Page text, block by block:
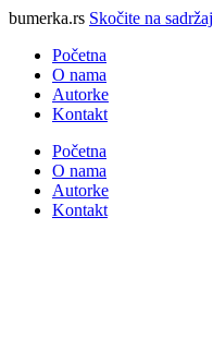
bumerka.rs Skočite na sadržaj
Početna
O nama
Autorke
Kontakt
Početna
O nama
Autorke
Kontakt